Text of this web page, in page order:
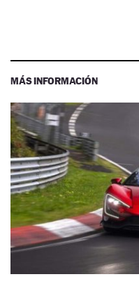
MÁS INFORMACIÓN